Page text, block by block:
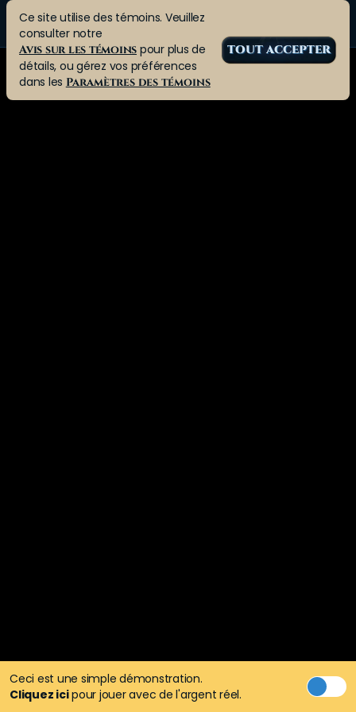
Ceci est une simple démonstration.
Cliquez icipour jouer avec de l'argent réel.
Ce site utilise des témoins. Veuillez
consulter notre
Avis sur les témoins pour plus de
détails, ou gérez vos préférences
dans les Paramètres des témoins
TOUT ACCEPTER